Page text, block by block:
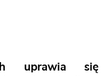
uprawia się